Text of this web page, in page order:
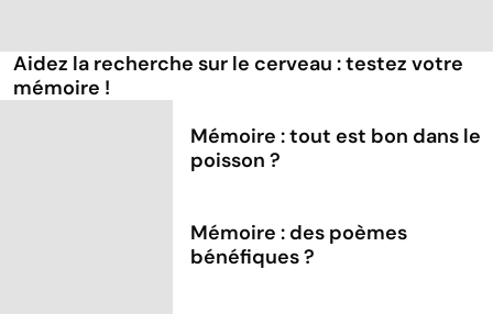
Aidez la recherche sur le cerveau : testez votre
mémoire !
Mémoire : tout est bon dans le
poisson ?
Mémoire : des poèmes
bénéfiques ?